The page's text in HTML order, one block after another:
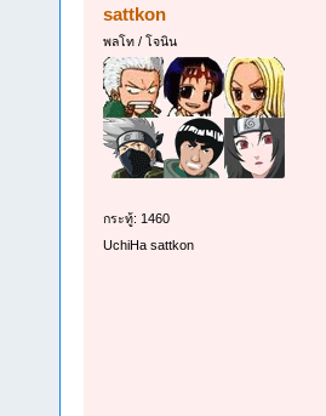
sattkon
พลโท / โจนิน
กระทู้: 1460
UchiHa sattkon